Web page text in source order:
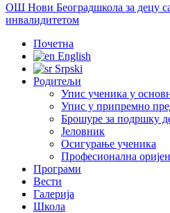
ОШ Нови Београдшкола за децу
инвалидитетом
Почетна
English
Srpski
Родитељи
Упис ученика у
Упис у припремно
Брошуре за подршку
Јеловник
Осигурање ученика
Професионална
Програми
Вести
Галерија
Школа